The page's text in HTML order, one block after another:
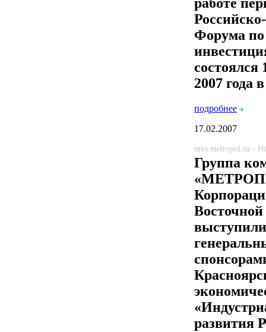
Форума по
состоялся
2007 года
подробнее
17.02.2007
mvs.metropol.ru -
Группа
выступили
развития